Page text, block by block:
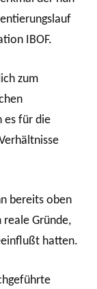
IBOF.
zum
es für die
bereits oben
Gründe,
hatten.